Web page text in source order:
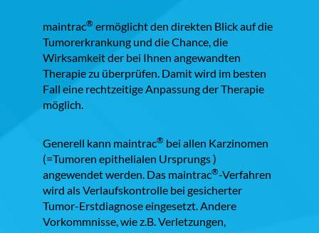
maintrac® ermöglicht den direkten Blick auf die
Tumorerkrankung und die Chance, die
Wirksamkeit der bei Ihnen angewandten
Therapie zu überprüfen. Damit wird im besten
Fall eine rechtzeitige Anpassung der Therapie
möglich.
Generell kann maintrac® bei allen Karzinomen
(=Tumoren epithelialen Ursprungs )
angewendet werden. Das maintrac®-Verfahren
wird als Verlaufskontrolle bei gesicherter
Tumor-Erstdiagnose eingesetzt. Andere
Vorkommnisse, wie z.B. Verletzungen,